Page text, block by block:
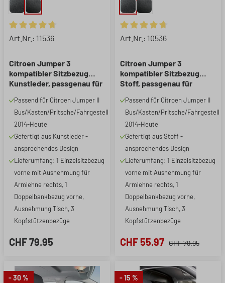
Durchschnittliche Bewertung von 4.83 von 5 Sternen
Art.Nr.: 11536
Citroen Jumper 3
kompatibler Sitzbezug
Kunstleder, passgenau für
(Ausnehmung Armlehne
rechts) + Doppelbank vorne
(Ausnehmung Tisch),
robuste Sitzbezüge
Transporter/Van anthrazit
Passend für Citroen Jumper II
Bus/Kasten/Pritsche/Fahrgestell
2014-Heute
Gefertigt aus Kunstleder -
ansprechendes Design
Lieferumfang: 1 Einzelsitzbezug
vorne mit Ausnehmung für
Armlehne rechts, 1
Doppelbankbezug vorne,
Ausnehmung Tisch, 3
Kopfstützenbezüge
CHF 79.95
Durchschnittliche Bewertung
Art.Nr.: 10536
Citroen Jumper 3
kompatibler Sitzbezug
Stoff, passgenau für
(Ausnehmung Armlehne
rechts) + Doppelbank vorne
(Ausnehmung Tisch),
robuste Sitzbezüge
Transporter/Van anthrazit
Passend für Citroen Jumper II
Bus/Kasten/Pritsche/Fahrgestell
2014-Heute
Gefertigt aus Stoff -
ansprechendes Design
Lieferumfang: 1 Einzelsitzbezug
vorne mit Ausnehmung für
Armlehne rechts, 1
Doppelbankbezug vorne,
Ausnehmung Tisch, 3
Kopfstützenbezüge
CHF 55.97 CHF 79.95
- 30 % - 15 %